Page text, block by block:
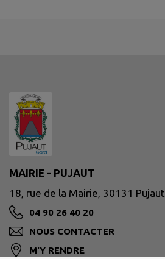
MAIRIE - PUJAUT
18, rue de la Mairie, 30131 Pujaut
04 90 26 40 20
NOUS CONTACTER
M'Y RENDRE